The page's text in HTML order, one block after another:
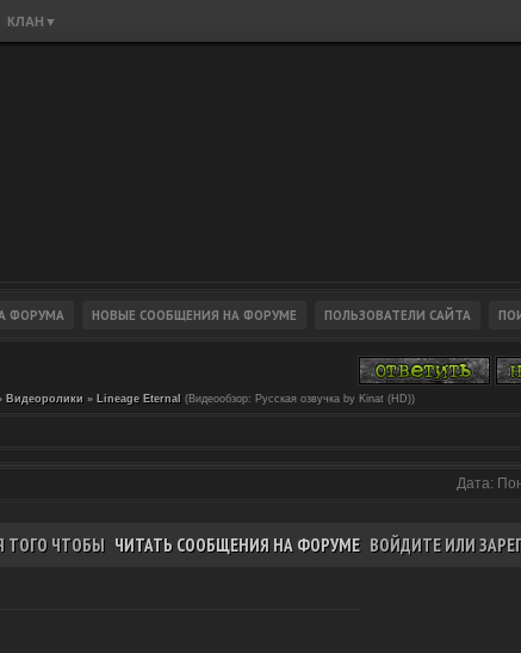
КЛАН ▼
Видеоролики » Lineage Eternal (Видеообзор: Русская озвучка by Kinat (HD))
Дата:
ТОГО ЧТОБЫ ЧИТАТЬ СООБЩЕНИЯ НА ФОРУМЕ ВОЙДИТЕ ИЛИ